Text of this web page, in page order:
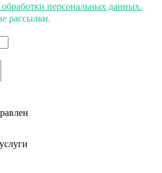
персональных данных.
рассылки.